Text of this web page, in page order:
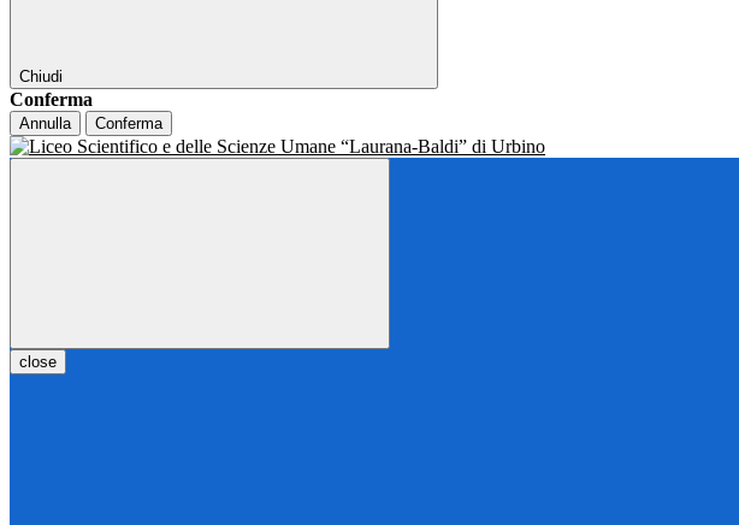
Chiudi
Conferma
Annulla Conferma
close